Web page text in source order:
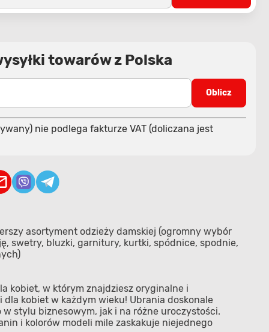
towarów z Polska
Oblicz
nie podlega fakturze VAT (doliczana jest
asortyment odzieży damskiej (ogromny wybór
swetry, bluzki, garnitury, kurtki, spódnice, spodnie,
kobiet, w którym znajdziesz oryginalne i
kobiet w każdym wieku! Ubrania doskonale
w stylu biznesowym, jak i na różne uroczystości.
i kolorów modeli mile zaskakuje niejednego